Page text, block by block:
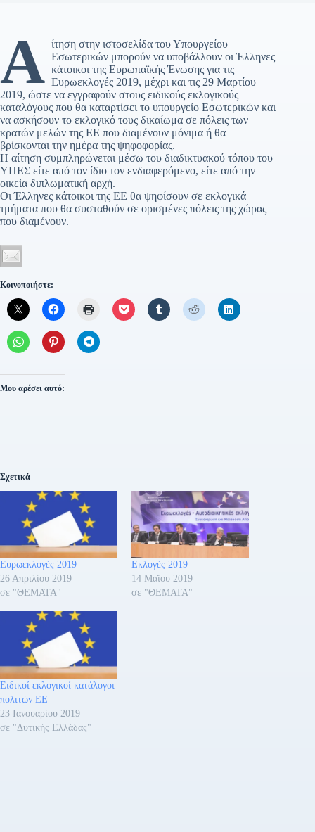
Α ίτηση στην ιστοσελίδα του Υπουργείου
Εσωτερικών μπορούν να υποβάλλουν οι Έλληνες
κάτοικοι της Ευρωπαϊκής Ένωσης για τις
Ευρωεκλογές 2019, μέχρι και τις 29 Μαρτίου
2019, ώστε να εγγραφούν στους ειδικούς εκλογικούς
καταλόγους που θα καταρτίσει το υπουργείο Εσωτερικών και
να ασκήσουν το εκλογικό τους δικαίωμα σε πόλεις των
κρατών μελών της ΕΕ που διαμένουν μόνιμα ή θα
βρίσκονται την ημέρα της ψηφοφορίας.
Η αίτηση συμπληρώνεται μέσω του διαδικτυακού τόπου του
ΥΠΕΣ είτε από τον ίδιο τον ενδιαφερόμενο, είτε από την
οικεία διπλωματική αρχή.
Οι Έλληνες κάτοικοι της ΕΕ θα ψηφίσουν σε εκλογικά
τμήματα που θα συσταθούν σε ορισμένες πόλεις της χώρας
που διαμένουν.
Κοινοποιήστε:
Μου αρέσει αυτό:
Σχετικά
Ευρωεκλογές 2019
26 Απριλίου 2019
σε "ΘΕΜΑΤΑ"
Εκλογές 2019
14 Μαΐου 2019
σε "ΘΕΜΑΤΑ"
Ειδικοί εκλογικοί κατάλογοι
πολιτών ΕΕ
23 Ιανουαρίου 2019
σε "Δυτικής Ελλάδας"